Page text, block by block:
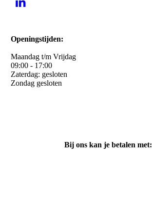
Openingstijden:
Maandag t/m Vrijdag
09:00 - 17:00
Zaterdag: gesloten
Zondag gesloten
Bij ons kan je betalen met: